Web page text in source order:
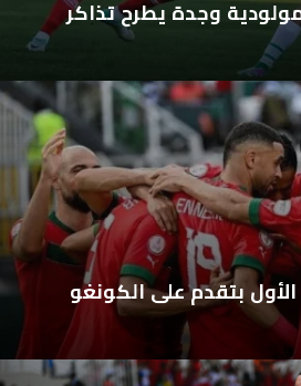
مولودية وجدة يطرح تذاكر
بتقدم على الكونغو